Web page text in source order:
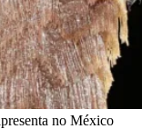
no México